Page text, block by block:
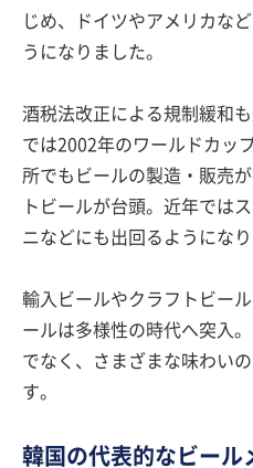
じめ、ドイツやアメリカな
うになりました。
酒税法改正による規制緩和
では2002年のワールドカッ
所でもビールの製造・販売
トビールが台頭。近年では
ニなどにも出回るようになり
輸入ビールやクラフトビー
ールは多様性の時代へ突入
でなく、さまざまな味わい
す。
韓国の代表的なビール